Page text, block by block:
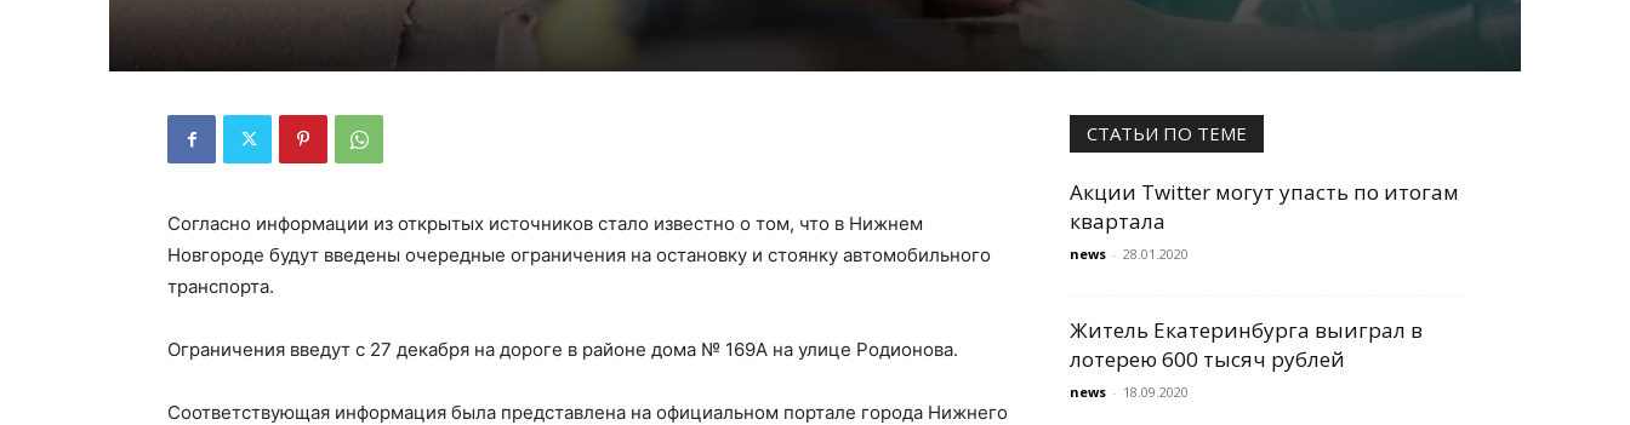
Согласно информации из открытых источников стало известно о том, что в Нижнем
Новгороде будут введены очередные ограничения на остановку и стоянку автомобильного
транспорта.
Ограничения введут с 27 декабря на дороге в районе дома № 169А на улице Родионова.
Соответствующая информация была представлена на официальном портале города Нижнего
СТАТЬИ ПО ТЕМЕ
Акции Twitter могут упасть по итогам
квартала
news - 28.01.2020
Житель Екатеринбурга выиграл в
лотерею 600 тысяч рублей
news - 18.09.2020